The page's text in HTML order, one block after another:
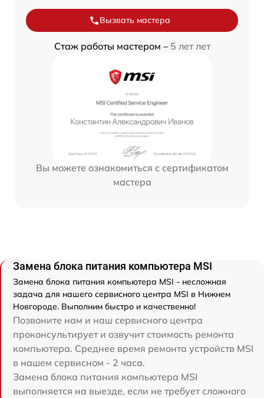
Вызвать мастера
Стаж работы мастером – 5 лет лет
Вы можете ознакомиться с сертификатом
мастера
Замена блока питания компьютера MSI
Замена блока питания компьютера MSI - несложная
задача для нашего сервисного центра MSI в Нижнем
Новгороде. Выполним быстро и качественно!
Позвоните нам и наш сервисного центра
проконсультирует и озвучит стоимость ремонта
компьютера. Среднее время ремонта устройств MSI
в нашем сервисном - 2 часа.
Замена блока питания компьютера MSI
выполняется на выезде, если не требует сложного